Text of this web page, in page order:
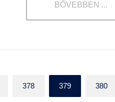
BŐVEBBEN ...
378 379 380